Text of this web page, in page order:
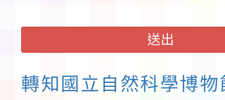
送出
轉知國立自然科學博